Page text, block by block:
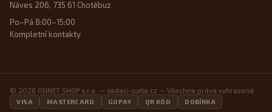
Náves 206, 735 61 Chotěbuz
Po–Pá 8:00–15:00
Kompletní kontakty
© 2026 ONNET SHOP s.r.o. — sedaci-pytle.cz — Všechna práva vyhrazena
VISA MASTERCARD GOPAY QR KÓD DOBÍRKA